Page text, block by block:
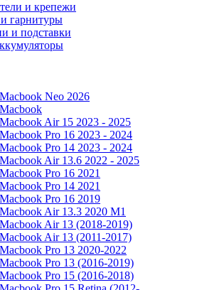
и крепежи
гарнитуры
и подставки
Neo 2026
Air 15 2023 - 2025
Pro 16 2023 - 2024
Pro 14 2023 - 2024
Air 13.6 2022 - 2025
Pro 16 2021
Pro 14 2021
Pro 16 2019
Air 13.3 2020 M1
Air 13 (2018-2019)
Air 13 (2011-2017)
Pro 13 2020-2022
Pro 13 (2016-2019)
Pro 15 (2016-2018)